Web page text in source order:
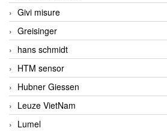
Givi misure
Greisinger
hans schmidt
HTM sensor
Hubner Giessen
Leuze VietNam
Lumel